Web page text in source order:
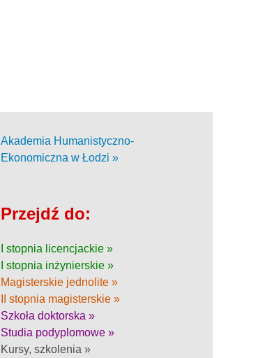
Akademia Humanistyczno-
Ekonomiczna w Łodzi »
Przejdź do:
I stopnia licencjackie »
I stopnia inżynierskie »
Magisterskie jednolite »
II stopnia magisterskie »
Szkoła doktorska »
Studia podyplomowe »
Kursy, szkolenia »